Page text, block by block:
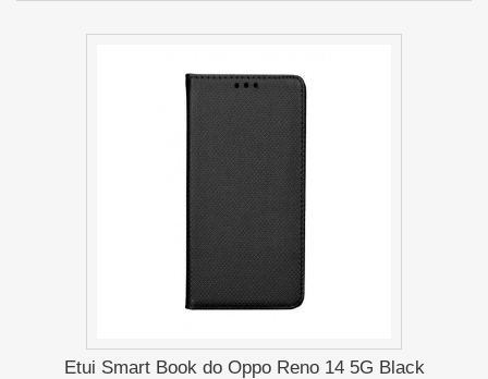
Etui Smart Book do Oppo Reno 14 5G Black